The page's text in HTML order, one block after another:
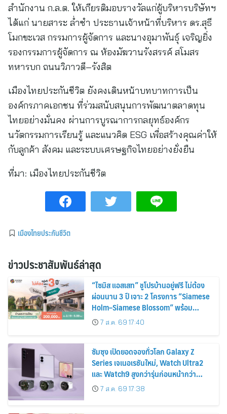
สำนักงาน ก.ล.ต. ให้เกียรติมอบรางวัลแก่ผู้บริหารบริษัทฯ
ได้แก่ นายสาระ ล่ำซำ ประธานเจ้าหน้าที่บริหาร ดร.สุธี
โมกขะเวส กรรมการผู้จัดการ และนางอุมาพันธุ์ เจริญยิ่ง
รองกรรมการผู้จัดการ ณ ห้องมัฆวานรังสรรค์ สโมสร
ทหารบก ถนนวิภาวดี–รังสิต
เมืองไทยประกันชีวิต ยังคงเดินหน้าบทบาทการเป็น
องค์กรภาคเอกชน ที่ร่วมสนับสนุนการพัฒนาตลาดทุน
ไทยอย่างมั่นคง ผ่านการบูรณาการกลยุทธ์องค์กร
นวัตกรรมการเรียนรู้ และแนวคิด ESG เพื่อสร้างคุณค่าให้
กับลูกค้า สังคม และระบบเศรษฐกิจไทยอย่างยั่งยืน
ที่มา: เมืองไทยประกันชีวิต
เมืองไทยประกันชีวิต
ข่าวประชาสัมพันธ์ล่าสุด
“ไซมิส แอสเสท” ชูโปรบ้านอยู่ฟรี ไม่ต้อง
ผ่อนนาน 3 ปี เจาะ 2 โครงการ “Siamese
Holm–Siamese Blossom” พร้อม
ส่วนลดและสิทธิพิเศษถึง 31 สิงหาคม
2569
7 ส.ค. 69 17:40
ซัมซุง เปิดยอดจองทั่วโลก Galaxy Z
Series เจเนอเรชันใหม่, Watch Ultra2
และ Watch9 สูงกว่ารุ่นก่อนหน้ากว่า
30%7 ส.ค. 69 17:38